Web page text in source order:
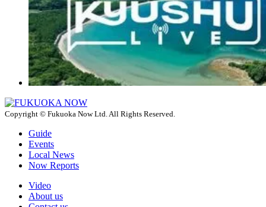
Copyright © Fukuoka Now Ltd. All Rights Reserved.
Guide
Events
Local News
Now Reports
Video
About us